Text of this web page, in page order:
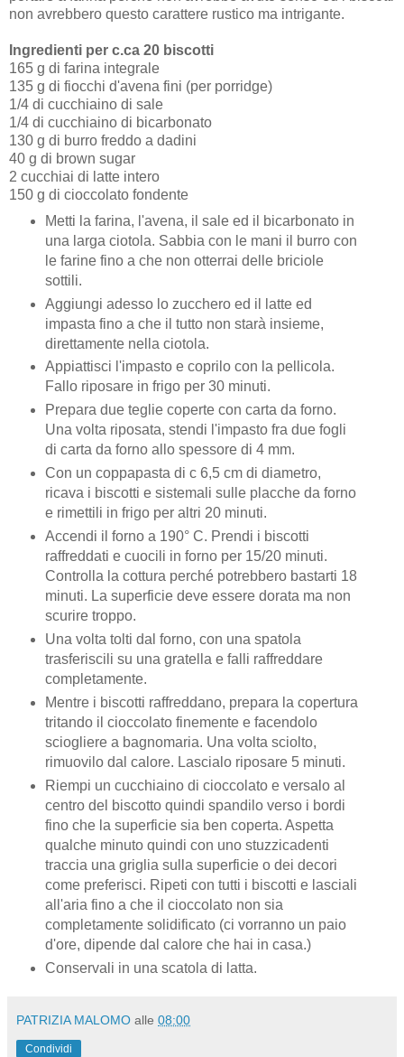
non avrebbero questo carattere rustico ma intrigante.
Ingredienti per c.ca 20 biscotti
165 g di farina integrale
135 g di fiocchi d'avena fini (per porridge)
1/4 di cucchiaino di sale
1/4 di cucchiaino di bicarbonato
130 g di burro freddo a dadini
40 g di brown sugar
2 cucchiai di latte intero
150 g di cioccolato fondente
Metti la farina, l'avena, il sale ed il bicarbonato in
una larga ciotola. Sabbia con le mani il burro con
le farine fino a che non otterrai delle briciole
sottili.
Aggiungi adesso lo zucchero ed il latte ed
impasta fino a che il tutto non starà insieme,
direttamente nella ciotola.
Appiattisci l'impasto e coprilo con la pellicola.
Fallo riposare in frigo per 30 minuti.
Prepara due teglie coperte con carta da forno.
Una volta riposata, stendi l'impasto fra due fogli
di carta da forno allo spessore di 4 mm.
Con un coppapasta di c 6,5 cm di diametro,
ricava i biscotti e sistemali sulle placche da forno
e rimettili in frigo per altri 20 minuti.
Accendi il forno a 190° C. Prendi i biscotti
raffreddati e cuocili in forno per 15/20 minuti.
Controlla la cottura perché potrebbero bastarti 18
minuti. La superficie deve essere dorata ma non
scurire troppo.
Una volta tolti dal forno, con una spatola
trasferiscili su una gratella e falli raffreddare
completamente.
Mentre i biscotti raffreddano, prepara la copertura
tritando il cioccolato finemente e facendolo
sciogliere a bagnomaria. Una volta sciolto,
rimuovilo dal calore. Lascialo riposare 5 minuti.
Riempi un cucchiaino di cioccolato e versalo al
centro del biscotto quindi spandilo verso i bordi
fino che la superficie sia ben coperta. Aspetta
qualche minuto quindi con uno stuzzicadenti
traccia una griglia sulla superficie o dei decori
come preferisci. Ripeti con tutti i biscotti e lasciali
all'aria fino a che il cioccolato non sia
completamente solidificato (ci vorranno un paio
d'ore, dipende dal calore che hai in casa.)
Conservali in una scatola di latta.
PATRIZIA MALOMO alle 08:00
Condividi